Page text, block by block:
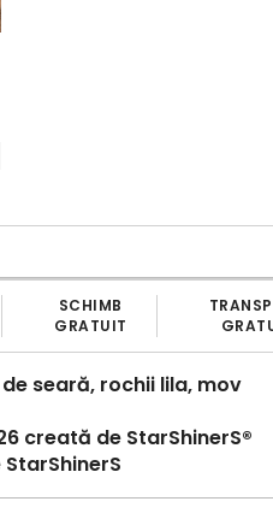
BRAND
100%
seară, rochii lila, mov
creată de StarShinerS®